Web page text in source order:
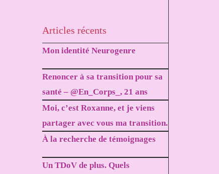
Articles récents
Mon identité Neurogenre
Renoncer à sa transition pour sa
santé – @En_Corps_, 21 ans
Moi, c’est Roxanne, et je viens
partager avec vous ma transition.
À la recherche de témoignages
Un TDoV de plus. Quels